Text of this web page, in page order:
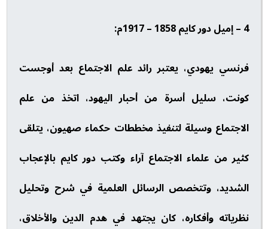
4 – إميل دور كايم 1858 – 1917م:
فرنسي يهودي، يعتبر رائد علم الاجتماع بعد أوجست
كونت، سليل أسرة من أحبار اليهود، اتخذ من علم
الاجتماع وسيلة لتنفيذ مخططات حكماء صهيون، يتلقى
كثير من علماء الاجتماع آراء وكتب دور كايم بالإعجاب
الشديد، وتتخصص الرسائل العلمية في شرح وتحليل
نظرياته وأفكاره، كان يجتهد في هدم الدين والأخلاق،